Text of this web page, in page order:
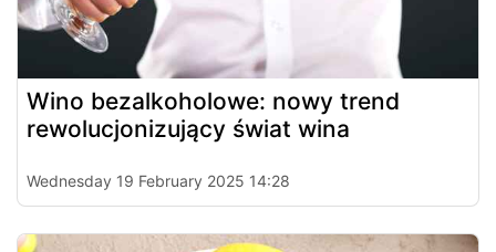
Wino bezalkoholowe: nowy trend
rewolucjonizujący świat wina
Wednesday 19 February 2025 14:28